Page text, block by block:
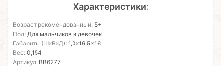
Характеристики:
Возраст рекомендованный: 5+
Пол: Для мальчиков и девочек
Габариты (ШхВхД): 1,3x16,5x16
Вес: 0,154
Артикул: ВВ6277